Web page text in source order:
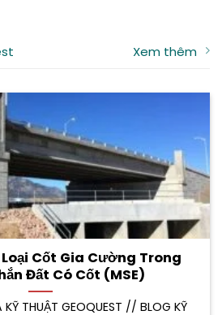
Xem thêm
Cốt Gia Cường Trong
Đất Có Cốt (MSE)
THUẬT GEOQUEST // BLOG KỸ